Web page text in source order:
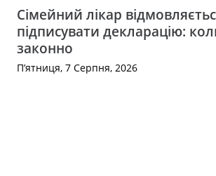
Сімейний лікар
підписувати декларацію:
законно
П’ятниця, 7 Серпня, 2026